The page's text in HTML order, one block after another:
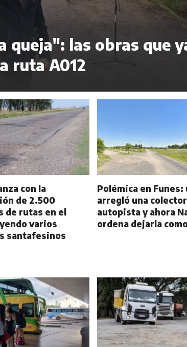
queja": las obras que
ruta A012
con la
de 2.500
de rutas en el
varios
santafesinos
Polémica en
arregló una
autopista y ahora
ordena dejarla